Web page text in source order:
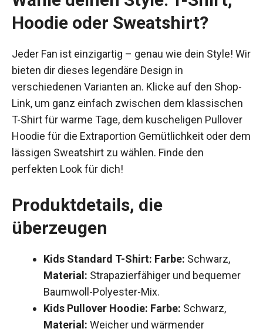
Hoodie oder Sweatshirt?
Jeder Fan ist einzigartig – genau wie dein Style! Wir
bieten dir dieses legendäre Design in
verschiedenen Varianten an. Klicke auf den Shop-
Link, um ganz einfach zwischen dem klassischen
T-Shirt für warme Tage, dem kuscheligen Pullover
Hoodie für die Extraportion Gemütlichkeit oder dem
lässigen Sweatshirt zu wählen. Finde den
perfekten Look für dich!
Produktdetails, die
überzeugen
Kids Standard T-Shirt: Farbe: Schwarz,
Material: Strapazierfähiger und bequemer
Baumwoll-Polyester-Mix.
Kids Pullover Hoodie: Farbe: Schwarz,
Material: Weicher und wärmender